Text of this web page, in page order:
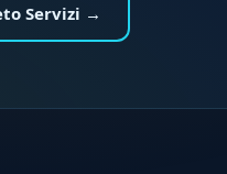
Servizi →